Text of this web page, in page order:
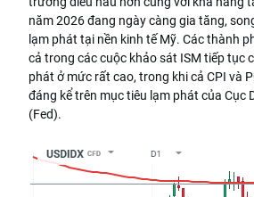
năm 2026 đang ngày càng gia tăng,
lạm phát tại nền kinh tế Mỹ. Các thành
cả trong các cuộc khảo sát ISM tiếp tục
phát ở mức rất cao, trong khi cả CPI và
đáng kể trên mục tiêu lạm phát của Cục
(Fed).